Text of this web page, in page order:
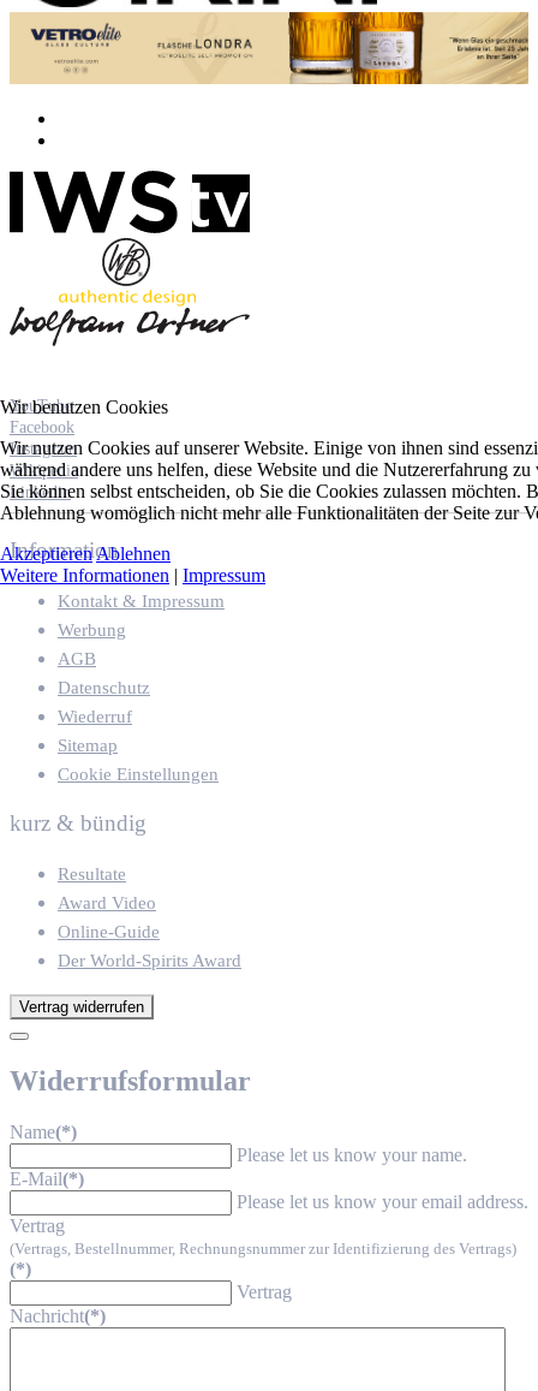
YouTube
Facebook
Instagram
Wikipedia
Linkedin
Information
Kontakt & Impressum
Werbung
AGB
Datenschutz
Wiederruf
Sitemap
Cookie Einstellungen
kurz & bündig
Resultate
Award Video
Online-Guide
Der World-Spirits Award
Vertrag widerrufen
Widerrufsformular
Name(*)
Please let us know your name.
E-Mail(*)
Please let us know your email address.
Vertrag
(Vertrags, Bestellnummer, Rechnungsnummer zur Identifizierung des Vertrags)
(*)
Vertrag
Nachricht(*)
Wir benutzen Cookies
Wir nutzen Cookies auf unserer Website. Einige von ihnen sind
während andere uns helfen, diese Website und die Nutzererfahrung
Sie können selbst entscheiden, ob Sie die Cookies zulassen möchten.
Ablehnung womöglich nicht mehr alle Funktionalitäten der Seite zur
AkzeptierenAblehnen
Weitere Informationen | Impressum